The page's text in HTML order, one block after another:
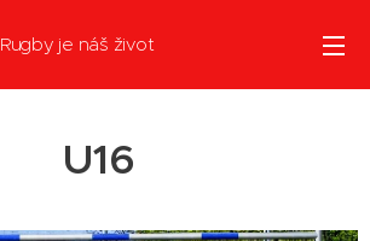
Rugby je náš život
U16